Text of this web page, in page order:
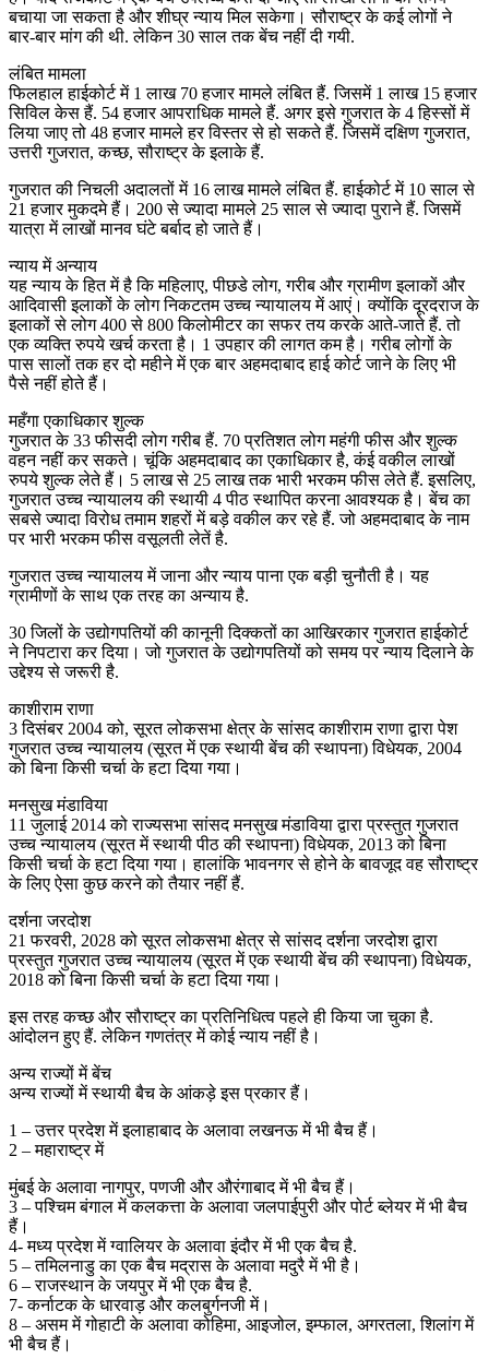
बचाया जा सकता है और शीघ्र न्याय मिल सकेगा। सौराष्ट्र के कई लोगों ने
बार-बार मांग की थी. लेकिन 30 साल तक बेंच नहीं दी गयी.
लंबित मामला
फिलहाल हाईकोर्ट में 1 लाख 70 हजार मामले लंबित हैं. जिसमें 1 लाख 15 हजार
सिविल केस हैं. 54 हजार आपराधिक मामले हैं. अगर इसे गुजरात के 4 हिस्सों में
लिया जाए तो 48 हजार मामले हर विस्तर से हो सकते हैं. जिसमें दक्षिण गुजरात,
उत्तरी गुजरात, कच्छ, सौराष्ट्र के इलाके हैं.
गुजरात की निचली अदालतों में 16 लाख मामले लंबित हैं. हाईकोर्ट में 10 साल से
21 हजार मुकदमे हैं। 200 से ज्यादा मामले 25 साल से ज्यादा पुराने हैं. जिसमें
यात्रा में लाखों मानव घंटे बर्बाद हो जाते हैं।
न्याय में अन्याय
यह न्याय के हित में है कि महिलाए, पीछडे लोग, गरीब और ग्रामीण इलाकों और
आदिवासी इलाकों के लोग निकटतम उच्च न्यायालय में आएं। क्योंकि दूरदराज के
इलाकों से लोग 400 से 800 किलोमीटर का सफर तय करके आते-जाते हैं. तो
एक व्यक्ति रुपये खर्च करता है। 1 उपहार की लागत कम है। गरीब लोगों के
पास सालों तक हर दो महीने में एक बार अहमदाबाद हाई कोर्ट जाने के लिए भी
पैसे नहीं होते हैं।
महँगा एकाधिकार शुल्क
गुजरात के 33 फीसदी लोग गरीब हैं. 70 प्रतिशत लोग महंगी फीस और शुल्क
वहन नहीं कर सकते। चूंकि अहमदाबाद का एकाधिकार है, कंई वकील लाखों
रुपये शुल्क लेते हैं। 5 लाख से 25 लाख तक भारी भरकम फीस लेते हैं. इसलिए,
गुजरात उच्च न्यायालय की स्थायी 4 पीठ स्थापित करना आवश्यक है। बेंच का
सबसे ज्यादा विरोध तमाम शहरों में बड़े वकील कर रहे हैं. जो अहमदाबाद के नाम
पर भारी भरकम फीस वसूलती लेतें है.
गुजरात उच्च न्यायालय में जाना और न्याय पाना एक बड़ी चुनौती है। यह
ग्रामीणों के साथ एक तरह का अन्याय है.
30 जिलों के उद्योगपतियों की कानूनी दिक्कतों का आखिरकार गुजरात हाईकोर्ट
ने निपटारा कर दिया। जो गुजरात के उद्योगपतियों को समय पर न्याय दिलाने के
उद्देश्य से जरूरी है.
काशीराम राणा
3 दिसंबर 2004 को, सूरत लोकसभा क्षेत्र के सांसद काशीराम राणा द्वारा पेश
गुजरात उच्च न्यायालय (सूरत में एक स्थायी बेंच की स्थापना) विधेयक, 2004
को बिना किसी चर्चा के हटा दिया गया।
मनसुख मंडाविया
11 जुलाई 2014 को राज्यसभा सांसद मनसुख मंडाविया द्वारा प्रस्तुत गुजरात
उच्च न्यायालय (सूरत में स्थायी पीठ की स्थापना) विधेयक, 2013 को बिना
किसी चर्चा के हटा दिया गया। हालांकि भावनगर से होने के बावजूद वह सौराष्ट्र
के लिए ऐसा कुछ करने को तैयार नहीं हैं.
दर्शना जरदोश
21 फरवरी, 2028 को सूरत लोकसभा क्षेत्र से सांसद दर्शना जरदोश द्वारा
प्रस्तुत गुजरात उच्च न्यायालय (सूरत में एक स्थायी बेंच की स्थापना) विधेयक,
2018 को बिना किसी चर्चा के हटा दिया गया।
इस तरह कच्छ और सौराष्ट्र का प्रतिनिधित्व पहले ही किया जा चुका है.
आंदोलन हुए हैं. लेकिन गणतंत्र में कोई न्याय नहीं है।
अन्य राज्यों में बेंच
अन्य राज्यों में स्थायी बैच के आंकड़े इस प्रकार हैं।
1 – उत्तर प्रदेश में इलाहाबाद के अलावा लखनऊ में भी बैच हैं।
2 – महाराष्ट्र में
मुंबई के अलावा नागपुर, पणजी और औरंगाबाद में भी बैच हैं।
3 – पश्चिम बंगाल में कलकत्ता के अलावा जलपाईपुरी और पोर्ट ब्लेयर में भी बैच
हैं।
4- मध्य प्रदेश में ग्वालियर के अलावा इंदौर में भी एक बैच है.
5 – तमिलनाडु का एक बैच मद्रास के अलावा मदुरै में भी है।
6 – राजस्थान के जयपुर में भी एक बैच है.
7- कर्नाटक के धारवाड़ और कलबुर्गनजी में।
8 – असम में गोहाटी के अलावा कोहिमा, आइजोल, इम्फाल, अगरतला, शिलांग में
भी बैच हैं।